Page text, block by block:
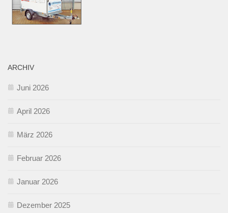
ARCHIV
Juni 2026
April 2026
März 2026
Februar 2026
Januar 2026
Dezember 2025